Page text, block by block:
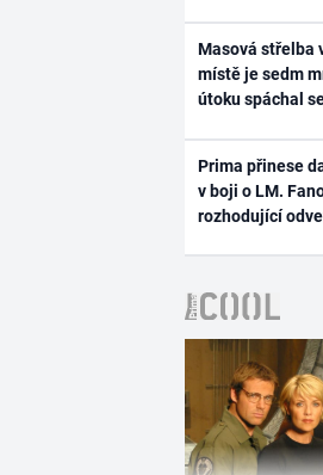
Masová střelba
místě je sedm
útoku spáchal
Prima přinese
v boji o LM.
rozhodující